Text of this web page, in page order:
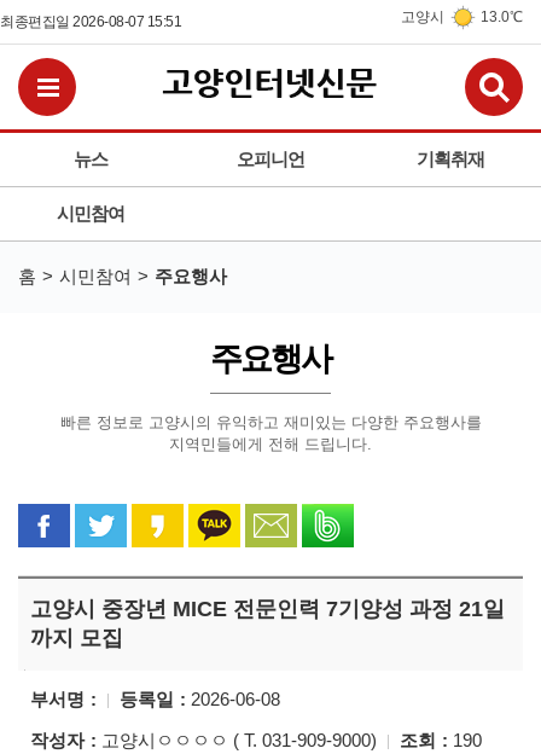
최종편집일 2026-08-07 15:51 고양시 13.0℃
뉴스 오피니언 기획취재
시민참여
전체메뉴보기
홈 시민참여 주요행사
주요행사
빠른 정보로 고양시의 유익하고 재미있는 다양한 주요행사를
지역민들에게 전해 드립니다.
페이스북으로 공유
트위터로 공유카카오 스토리로 공유
카카오톡으로 공유
문자로 공유
고양시 중장년 MICE 전문인력 7기양성 과정 21일
까지 모집
부서명 등록일
2026-06-08
작성자
고양시ㅇㅇㅇㅇ ( T. 031-909-9000) 조회 190